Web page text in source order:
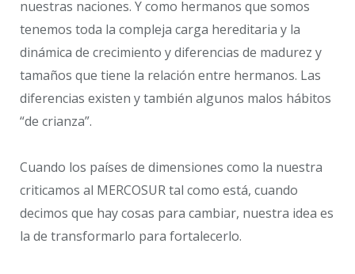
nuestras naciones. Y como hermanos que somos
tenemos toda la compleja carga hereditaria y la
dinámica de crecimiento y diferencias de madurez y
tamaños que tiene la relación entre hermanos. Las
diferencias existen y también algunos malos hábitos
“de crianza”.
Cuando los países de dimensiones como la nuestra
criticamos al MERCOSUR tal como está, cuando
decimos que hay cosas para cambiar, nuestra idea es
la de transformarlo para fortalecerlo.